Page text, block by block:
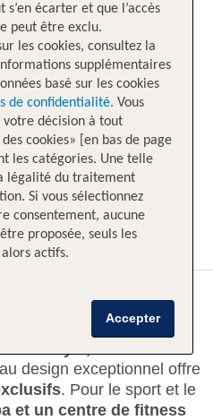
attend
avec
design exceptionnel offre
. Pour le sport et le
et un centre de fitness
s’en écarter et que l’accès
peut être exclu.
les cookies, consultez la
supplémentaires
basé sur les cookies
de confidentialité. Vous
votre décision à tout
cookies» [en bas de page
les catégories. Une telle
légalité du traitement
Si vous sélectionnez
consentement, aucune
proposée, seuls les
actifs.
Accepter